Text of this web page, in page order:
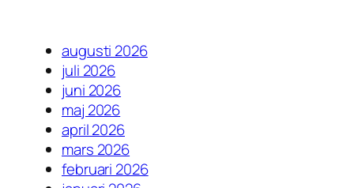
augusti 2026
juli 2026
juni 2026
maj 2026
april 2026
mars 2026
februari 2026